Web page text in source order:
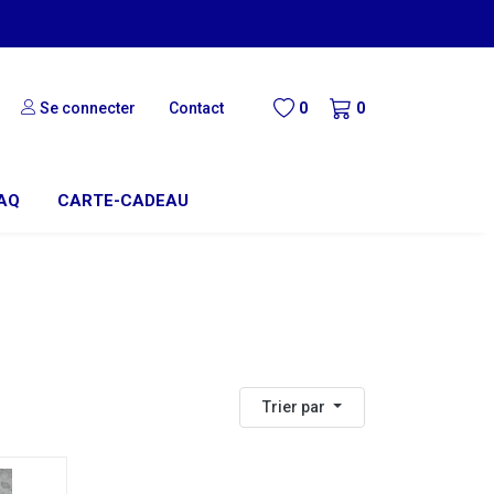
Se connecter Contact 0 0
CARTE-CADEAU
Trier par